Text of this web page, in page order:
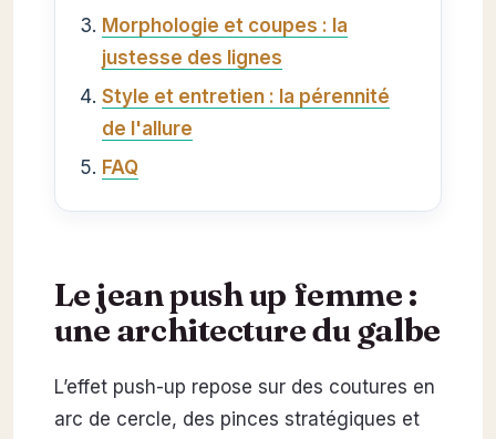
Morphologie et coupes : la
justesse des lignes
Style et entretien : la pérennité
de l'allure
FAQ
Le jean push up femme :
une architecture du galbe
L’effet push-up repose sur des coutures en
arc de cercle, des pinces stratégiques et